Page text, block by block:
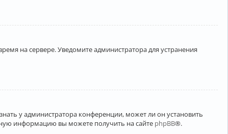
на сервере. Уведомите администратора для устранения
у администратора конференции, может ли он установить
информацию вы можете получить на сайте phpBB®.